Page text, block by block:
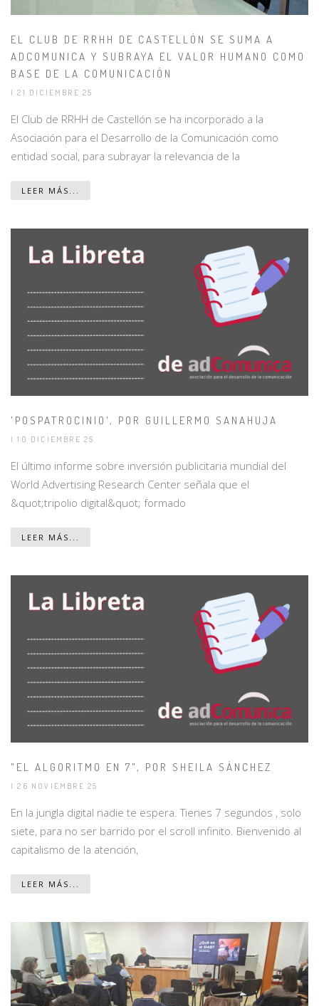
EL CLUB DE RRHH DE CASTELLÓN SE SUMA A
ADCOMUNICA Y SUBRAYA EL VALOR HUMANO COMO
BASE DE LA COMUNICACIÓN
| 21 DICIEMBRE 25
El Club de RRHH de Castellón se ha incorporado a la
Asociación para el Desarrollo de la Comunicación como
entidad social, para subrayar la relevancia de la
LEER MÁS...
'POSPATROCINIO', POR GUILLERMO SANAHUJA
| 10 DICIEMBRE 25
El último informe sobre inversión publicitaria mundial del
World Advertising Research Center señala que el
&quot;tripolio digital&quot; formado
LEER MÁS...
"EL ALGORITMO EN 7", POR SHEILA SÁNCHEZ
| 26 NOVIEMBRE 25
En la jungla digital nadie te espera. Tienes 7 segundos , solo
siete, para no ser barrido por el scroll infinito. Bienvenido al
capitalismo de la atención,
LEER MÁS...